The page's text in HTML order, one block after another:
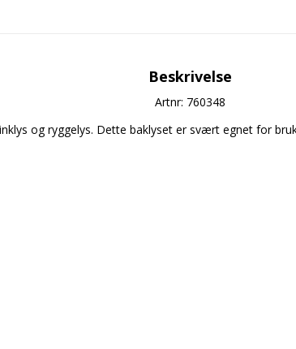
Beskrivelse
Artnr: 760348
og ryggelys. Dette baklyset er svært egnet for